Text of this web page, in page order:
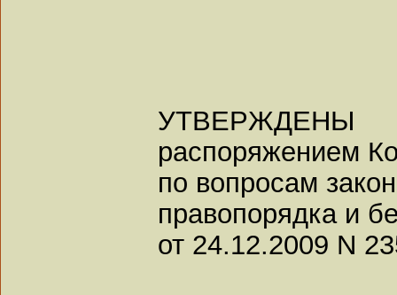
УТВЕРЖДЕНЫ
распоряжением
по вопросам
правопорядка и
от 24.12.2009 N